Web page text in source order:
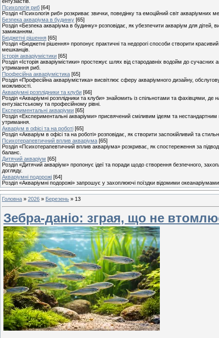
Психологія риб [64]
Розділ «Психологія риб» розкриває звички, поведінку та емоційний світ акваріумних
Безпека акваріума в будинку [65]
Розділ «Безпека акваріума в будинку» розповідає, як убезпечити акваріум для дітей,
замиканням.
Бюджетні рішення [65]
Розділ «Бюджетні рішення» пропонує практичні та недорогі способи створити
мешканців.
Історія акваріумістики [65]
Розділ «Історія акваріумістики» простежує шлях від стародавніх водойм до
утримання риб.
Професійна акваріумістика [65]
Розділ «Професійна акваріумістика» висвітлює сферу акваріумного дизайну,
можливості.
Акваріумні розплідники та клуби [66]
Розділ «Акваріумні розплідники та клуби» знайомить із спільнотами та фахівцями,
ентузіастському та професійному рівні.
Експериментальні акваріуми [65]
Розділ «Експериментальні акваріуми» присвячений сміливим ідеям та
утримання.
Акваріум в офісі та на роботі [65]
Розділ «Акваріум в офісі та на роботі» розповідає, як створити заспокійливий та
Психотерапевтичний вплив акваріума [65]
Розділ «Психотерапевтичний вплив акваріума» розкриває, як спостереження за
баланс.
Дитячий акваріум [65]
Розділ «Дитячий акваріум» пропонує ідеї та поради щодо створення безпечного,
догляду.
Акваріумні подорожі [64]
Розділ «Акваріумні подорожі» запрошує у захоплюючі поїздки відомими
Головна » 2026 » Березень » 13
Зебра-даніо: зграя, що не